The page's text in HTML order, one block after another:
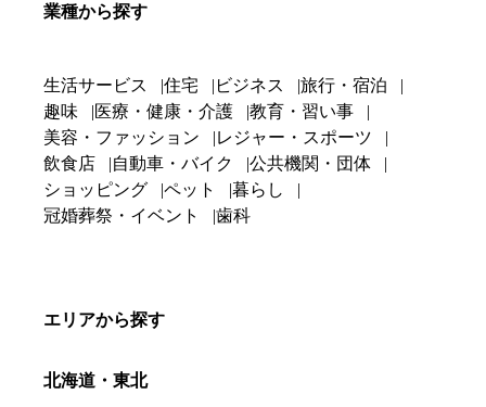
業種から探す
生活サービス 住宅 ビジネス
旅行・宿泊
趣味
医療・健康・介護
教育・習い事
美容・ファッション
レジャー・スポーツ
飲食店
自動車・バイク
公共機関・団体
ショッピング
ペット
暮らし
冠婚葬祭・イベント
歯科
エリアから探す
北海道・東北